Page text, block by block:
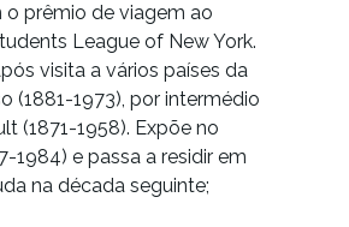
o prêmio de viagem ao
League of New York.
visita a vários países da
(1881-1973), por intermédio
(1871-1958). Expõe no
1984) e passa a residir em
na década seguinte;